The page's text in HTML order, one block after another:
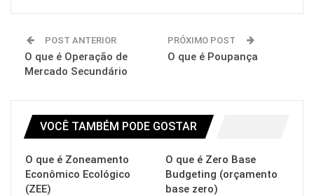
POST ANTERIOR
O que é Operação de
Mercado Secundário
PRÓXIMO POST
O que é Poupança
VOCÊ TAMBÉM PODE GOSTAR
O que é Zoneamento
Econômico Ecológico
(ZEE)
O que é Zero Base
Budgeting (orçamento
base zero)